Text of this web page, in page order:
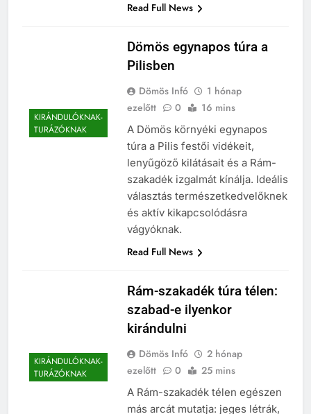
Read Full News
KIRÁNDULÓKNAK-
TURÁZÓKNAK
Dömös egynapos túra a
Pilisben
Dömös Infó
1 hónap
ezelőtt
0 16 mins
A Dömös környéki egynapos
túra a Pilis festői vidékeit,
lenyűgöző kilátásait és a Rám-
szakadék izgalmát kínálja. Ideális
választás természetkedvelőknek
és aktív kikapcsolódásra
vágyóknak.
Read Full News
KIRÁNDULÓKNAK-
TURÁZÓKNAK
Rám-szakadék túra télen:
szabad-e ilyenkor
kirándulni
Dömös Infó
2 hónap
ezelőtt
0 25 mins
A Rám-szakadék télen egészen
más arcát mutatja: jeges létrák,